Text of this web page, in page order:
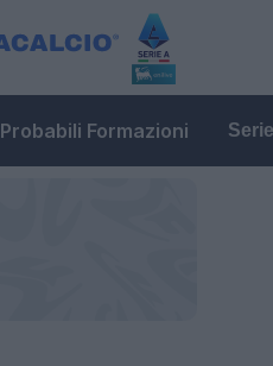
Probabili Formazioni